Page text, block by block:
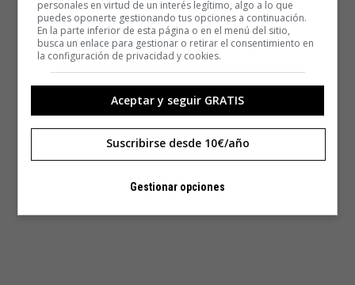
personales en virtud de un interés legítimo, algo a lo que
puedes oponerte gestionando tus opciones a continuación.
En la parte inferior de esta página o en el menú del sitio,
busca un enlace para gestionar o retirar el consentimiento en
la configuración de privacidad y cookies.
Aceptar y seguir GRATIS
Suscribirse desde 10€/año
Gestionar opciones